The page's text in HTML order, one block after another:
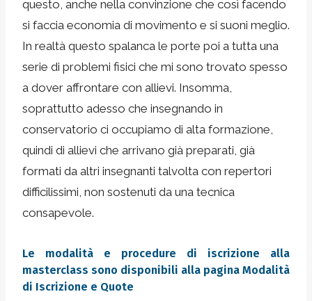
questo, anche nella convinzione che così facendo
si faccia economia di movimento e si suoni meglio.
In realtà questo spalanca le porte poi a tutta una
serie di problemi fisici che mi sono trovato spesso
a dover affrontare con allievi. Insomma,
soprattutto adesso che insegnando in
conservatorio ci occupiamo di alta formazione,
quindi di allievi che arrivano già preparati, già
formati da altri insegnanti talvolta con repertori
difficilissimi, non sostenuti da una tecnica
consapevole.
Le modalità e procedure di iscrizione alla
masterclass sono disponibili alla pagina Modalità
di Iscrizione e Quote